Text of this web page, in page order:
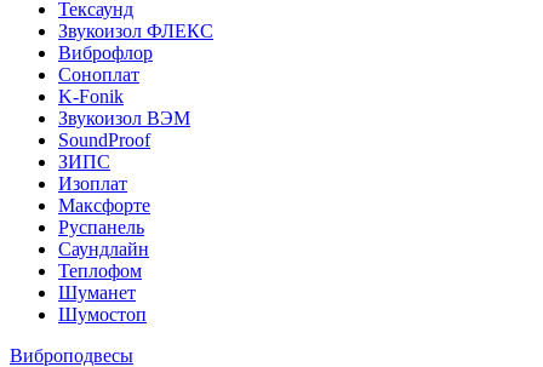
Тексаунд
Звукоизол ФЛЕКС
Виброфлор
Соноплат
K-Fonik
Звукоизол ВЭМ
SoundProof
ЗИПС
Изоплат
Максфорте
Руспанель
Саундлайн
Теплофом
Шуманет
Шумостоп
Виброподвесы